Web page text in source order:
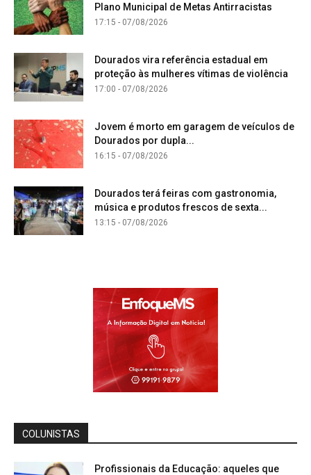
Plano Municipal de Metas Antirracistas
17:15 - 07/08/2026
Dourados vira referência estadual em
proteção às mulheres vítimas de violência
17:00 - 07/08/2026
Jovem é morto em garagem de veículos de
Dourados por dupla...
16:15 - 07/08/2026
Dourados terá feiras com gastronomia,
música e produtos frescos de sexta...
13:15 - 07/08/2026
COLUNISTAS
Profissionais da Educação: aqueles que